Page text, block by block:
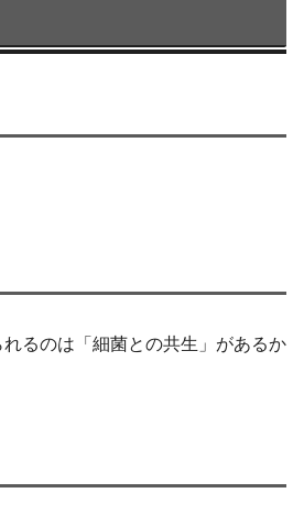
るのは「細菌との共生」があるか